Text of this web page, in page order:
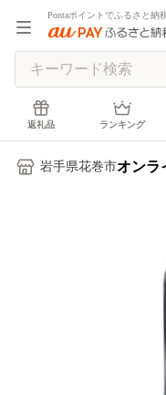
Pontaポイントでふるさと納
返礼品 ランキング
岩手県花巻市オンラ